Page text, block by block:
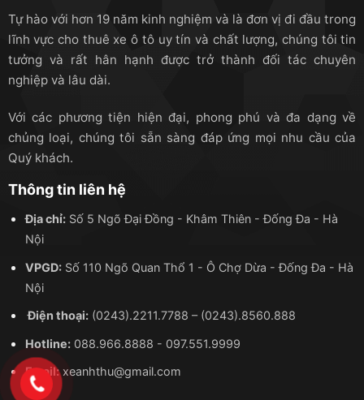
Xe 16 chỗ cũng là dòng xe được sử dụng cho dịch vụ
thuê xe đi tỉnh, tuy phần cốp không lớn nhưng bù lại
phần khoang hành khách lại khá rộng rãi, thoải mái để
đồ ở phần khoang ngồi. Ghế ngồi của xe có chế độ
ngả theo nhu cầu của người dùng, giúp quý vị có thể
thoải mái di chuyển trên mọi chặng đường mà không
lo mệt mỏi hay đau cơ.
Gầm xe cao cũng là một ưu điểm của dòng xe này, với
thích hợp nhất. Xe 16 chỗ thường được các gia đình,
doanh nghiệp nhỏ, … lựa chọn để di chuyển khi đi ra
ngoại thành.
Hiace 16 chỗ
Transit 16 chỗ
Tự hào với hơn 19 năm kinh nghiệm và là đơn vị đi đầu trong
lĩnh vực cho thuê xe ô tô uy tín và chất lượng, chúng tôi tin
tưởng và rất hân hạnh được trở thành đối tác chuyên
nghiệp và lâu dài.
Với các phương tiện hiện đại, phong phú và đa dạng về
chủng loại, chúng tôi sẵn sàng đáp ứng mọi nhu cầu của
Quý khách.
Thông tin liên hệ
Địa chỉ:Số 5 Ngõ Đại Đồng - Khâm Thiên - Đống Đa - Hà
Nội
VPGD:Số 110 Ngõ Quan Thổ 1 - Ô Chợ Dừa - Đống Đa - Hà
Nội
Điện thoại: (0243).2211.7788 – (0243).8560.888
Hotline: 088.966.8888 - 097.551.9999
Email:xeanhthu@gmail.com